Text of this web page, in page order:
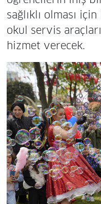
sağlıklı olması
okul servis
hizmet verecek.